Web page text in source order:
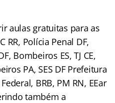
aulas gratuitas para as
RR, Polícia Penal DF,
Bombeiros ES, TJ CE,
PA, SES DF Prefeitura
BRB, PM RN, EEar
também a